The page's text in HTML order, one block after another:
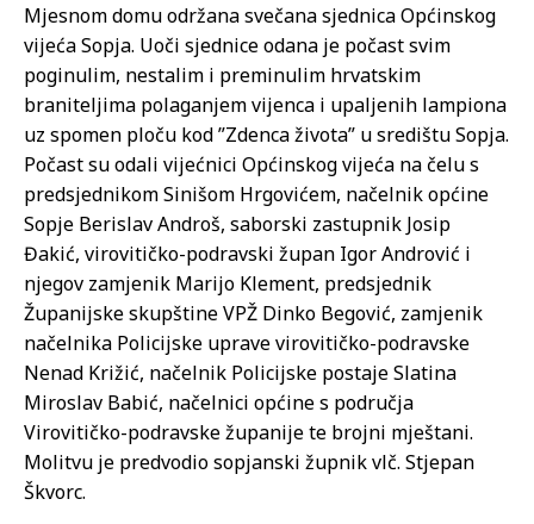
Mjesnom domu održana svečana sjednica Općinskog
vijeća Sopja. Uoči sjednice odana je počast svim
poginulim, nestalim i preminulim hrvatskim
braniteljima polaganjem vijenca i upaljenih lampiona
uz spomen ploču kod ”Zdenca života” u središtu Sopja.
Počast su odali vijećnici Općinskog vijeća na čelu s
predsjednikom Sinišom Hrgovićem, načelnik općine
Sopje Berislav Androš, saborski zastupnik Josip
Đakić, virovitičko-podravski župan Igor Andrović i
njegov zamjenik Marijo Klement, predsjednik
Županijske skupštine VPŽ Dinko Begović, zamjenik
načelnika Policijske uprave virovitičko-podravske
Nenad Križić, načelnik Policijske postaje Slatina
Miroslav Babić, načelnici općine s područja
Virovitičko-podravske županije te brojni mještani.
Molitvu je predvodio sopjanski župnik vlč. Stjepan
Škvorc.